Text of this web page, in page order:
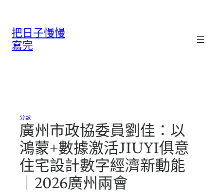
把日子慢慢
寫完
分數
廣州市政協委員劉佳：以
鴻蒙+數據激活JIUYI俱意
住宅設計數字經濟新動能
｜2026廣州兩會